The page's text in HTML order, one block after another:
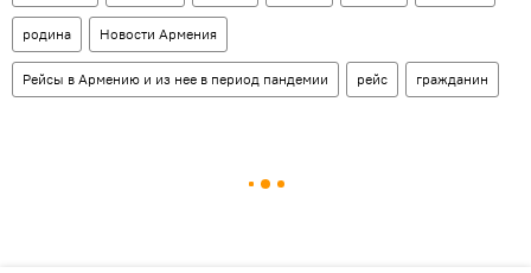
родина Новости Армения
Рейсы в Армению и из нее в период пандемии рейс гражданин